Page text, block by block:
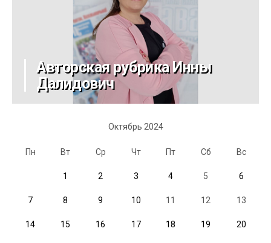
Авторская рубрика Инны
Далидович
Октябрь 2024
Пн Вт Ср Чт Пт Сб Вс
1 2 3 4 5 6
7 8 9 10 11 12 13
14 15 16 17 18 19 20